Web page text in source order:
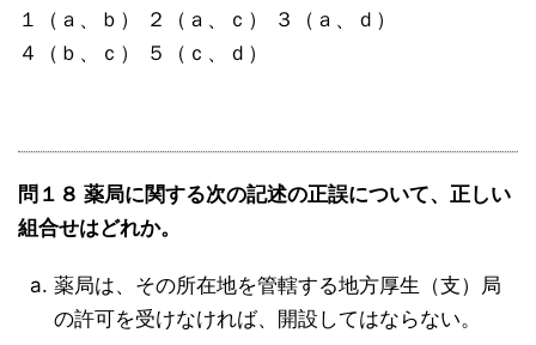
１（ａ、ｂ） ２（ａ、ｃ） ３（ａ、ｄ）
４（ｂ、ｃ） ５（ｃ、ｄ）
問１８ 薬局に関する次の記述の正誤について、正しい
組合せはどれか。
薬局は、その所在地を管轄する地方厚生（支）局
の許可を受けなければ、開設してはならない。